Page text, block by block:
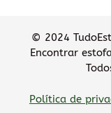
© 2024
Encontrar
Política de